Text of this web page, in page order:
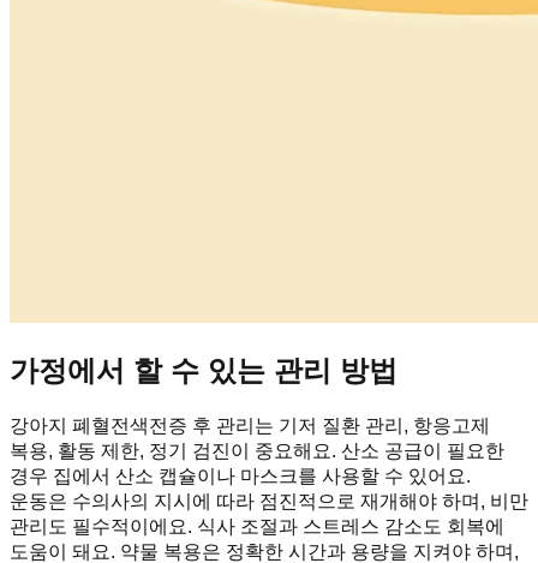
가정에서 할 수 있는 관리 방법
강아지 폐혈전색전증 후 관리는 기저 질환 관리, 항응고제
복용, 활동 제한, 정기 검진이 중요해요. 산소 공급이 필요한
경우 집에서 산소 캡슐이나 마스크를 사용할 수 있어요.
운동은 수의사의 지시에 따라 점진적으로 재개해야 하며, 비만
관리도 필수적이에요. 식사 조절과 스트레스 감소도 회복에
도움이 돼요. 약물 복용은 정확한 시간과 용량을 지켜야 하며,